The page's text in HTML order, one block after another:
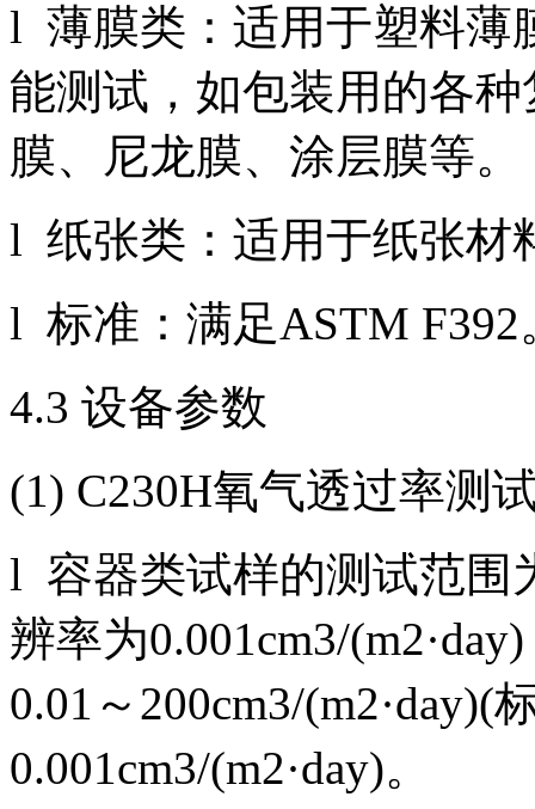
l 薄膜类：适用于塑料薄
能测试，如包装用的各
膜、尼龙膜、涂层膜等。
l 纸张类：适用于纸张材
l 标准：满足ASTM F392
4.3 设备参数
(1) C230H氧气透过率测
l 容器类试样的测试范围
辨率为0.001cm3/
0.01～200cm3/(m2·day)(
0.001cm3/(m2·day)。